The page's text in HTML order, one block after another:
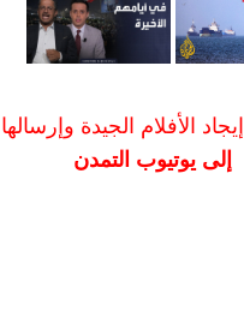
الأفلام الجيدة وإرسالها
يوتيوب التمدن